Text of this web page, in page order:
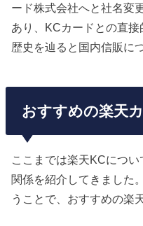
ード株式会社へと社名変
あり、KCカードとの直
歴史を辿ると国内信販に
おすすめの楽天
ここまでは楽天KCにつ
関係を紹介してきました
うことで、おすすめの楽